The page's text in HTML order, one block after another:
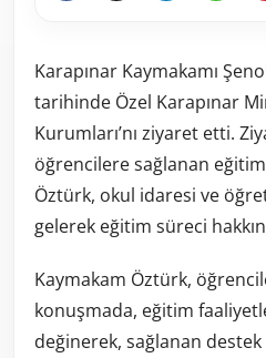
Karapınar Kaymakamı
tarihinde Özel Karapınar
Kurumları’nı ziyaret etti.
öğrencilere sağlanan
Öztürk, okul idaresi ve
gelerek eğitim süreci
Kaymakam Öztürk,
konuşmada, eğitim
değinerek, sağlanan